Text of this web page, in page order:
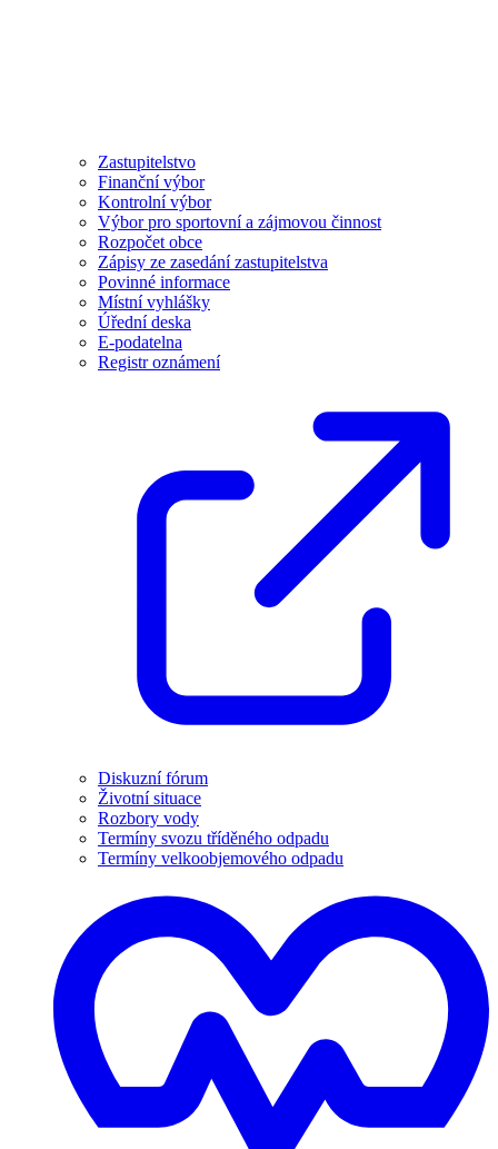
Zastupitelstvo
Finanční výbor
Kontrolní výbor
Výbor pro sportovní a zájmovou činnost
Rozpočet obce
Zápisy ze zasedání zastupitelstva
Povinné informace
Místní vyhlášky
Úřední deska
E-podatelna
Registr oznámení
Diskuzní fórum
Životní situace
Rozbory vody
Termíny svozu tříděného odpadu
Termíny velkoobjemového odpadu